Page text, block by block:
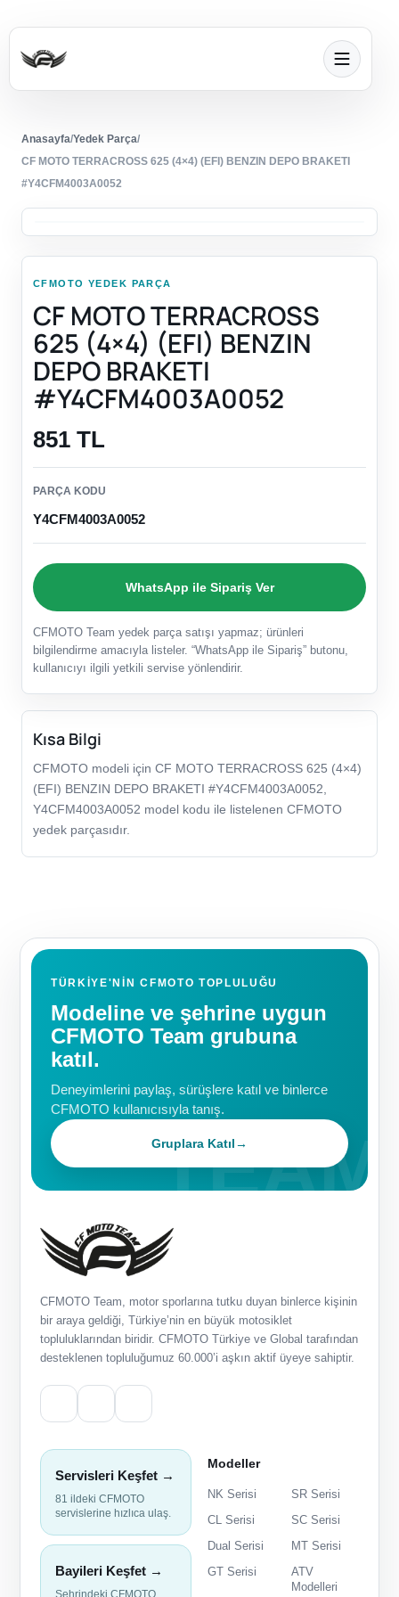
Anasayfa/Yedek Parça/
CF MOTO TERRACROSS 625 (4×4) (EFI) BENZIN DEPO BRAKETI
#Y4CFM4003A0052
CFMOTO YEDEK PARÇA
CF MOTO TERRACROSS
625 (4×4) (EFI) BENZIN
DEPO BRAKETI
#Y4CFM4003A0052
851 TL
PARÇA KODU
Y4CFM4003A0052
WhatsApp ile Sipariş Ver
CFMOTO Team yedek parça satışı yapmaz; ürünleri
bilgilendirme amacıyla listeler. “WhatsApp ile Sipariş” butonu,
kullanıcıyı ilgili yetkili servise yönlendirir.
Kısa Bilgi
CFMOTO modeli için CF MOTO TERRACROSS 625 (4×4)
(EFI) BENZIN DEPO BRAKETI #Y4CFM4003A0052,
Y4CFM4003A0052 model kodu ile listelenen CFMOTO
yedek parçasıdır.
TÜRKIYE'NIN CFMOTO TOPLULUĞU
Modeline ve şehrine uygun
CFMOTO Team grubuna
katıl.
Deneyimlerini paylaş, sürüşlere katıl ve binlerce
CFMOTO kullanıcısıyla tanış.
Gruplara Katıl→
CFMOTO Team, motor sporlarına tutku duyan binlerce kişinin
bir araya geldiği, Türkiye’nin en büyük motosiklet
topluluklarından biridir. CFMOTO Türkiye ve Global tarafından
desteklenen topluluğumuz 60.000’i aşkın aktif üyeye sahiptir.
Servisleri Keşfet →
81 ildeki CFMOTO
servislerine hızlıca ulaş.
Bayileri Keşfet →
Modeller
NK Serisi
SR Serisi
CL Serisi
SC Serisi
Dual Serisi
MT Serisi
GT Serisi
ATV
Modelleri